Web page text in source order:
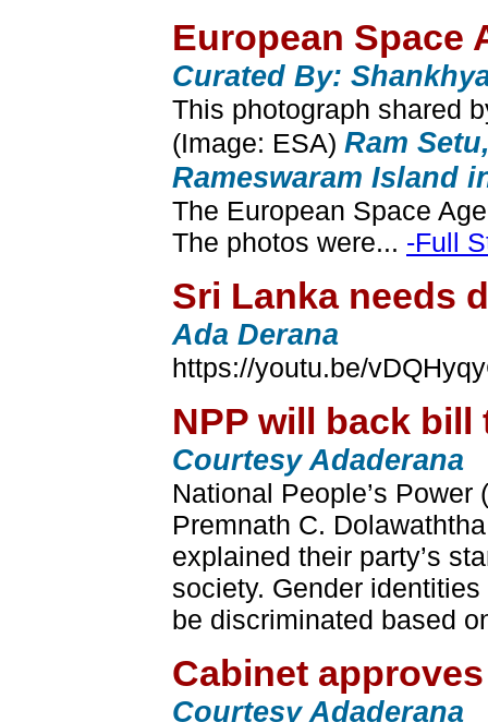
European Space
Curated By:
This photograph shared
(Image: ESA) Ram
Rameswaram Island
The European Space
The photos were... -Full
Sri Lanka needs
Ada Derana
https://youtu.be/
NPP will back
Courtesy Adaderana
National People’s
Premnath C.
explained their party’s
society. Gender
be discriminated based
Cabinet
Courtesy Adaderana